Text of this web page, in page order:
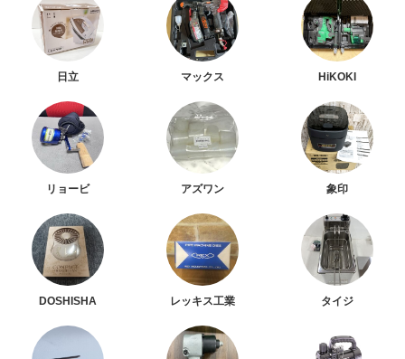
日立 マックス HiKOKI
リョービ アズワン 象印
DOSHISHA レッキス工業 タイジ